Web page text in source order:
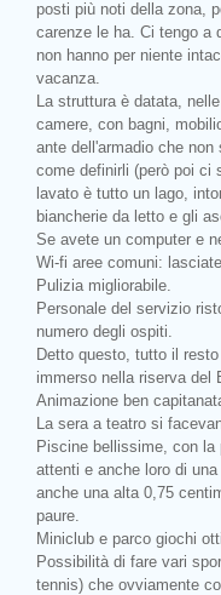
posti più noti della zona,
carenze le ha. Ci tengo a
non hanno per niente
vacanza.
La struttura è datata,
camere, con bagni,
ante dell'armadio che
come definirli (però poi ci
lavato è tutto un lago,
biancherie da letto e gli
Se avete un computer e
Wi-fi aree comuni:
Pulizia migliorabile.
Personale del servizio
numero degli ospiti.
Detto questo, tutto il
immerso nella riserva del
Animazione ben
La sera a teatro si
Piscine bellissime, con
attenti e anche loro di
anche una alta 0,75
paure.
Miniclub e parco giochi
Possibilità di fare vari
tennis) che ovviamente